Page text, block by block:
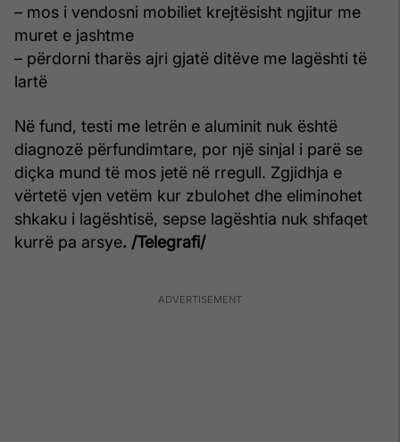
– mos i vendosni mobiliet krejtësisht ngjitur me
muret e jashtme
– përdorni tharës ajri gjatë ditëve me lagështi të
lartë
Në fund, testi me letrën e aluminit nuk është
diagnozë përfundimtare, por një sinjal i parë se
diçka mund të mos jetë në rregull. Zgjidhja e
vërtetë vjen vetëm kur zbulohet dhe eliminohet
shkaku i lagështisë, sepse lagështia nuk shfaqet
kurrë pa arsye. /Telegrafi/